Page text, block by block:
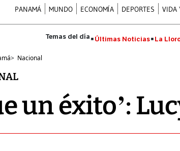
PANAMÁ MUNDO ECONOMÍA DEPORTES VIDA
Últimas Noticias La
> Nacional
un éxito’: